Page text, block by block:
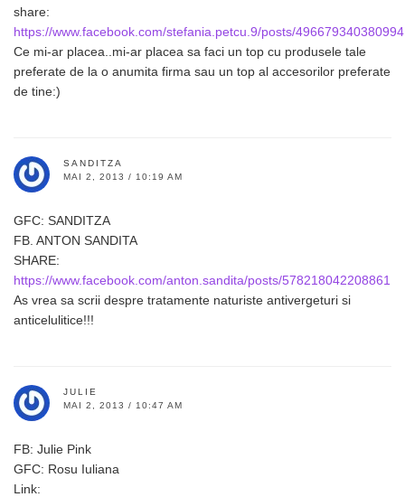
share:
https://www.facebook.com/stefania.petcu.9/posts/496679340380994
Ce mi-ar placea..mi-ar placea sa faci un top cu produsele tale
preferate de la o anumita firma sau un top al accesorilor preferate
de tine:)
SANDITZA
MAI 2, 2013 / 10:19 AM
GFC: SANDITZA
FB. ANTON SANDITA
SHARE:
https://www.facebook.com/anton.sandita/posts/578218042208861
As vrea sa scrii despre tratamente naturiste antivergeturi si
anticelulitice!!!
JULIE
MAI 2, 2013 / 10:47 AM
FB: Julie Pink
GFC: Rosu Iuliana
Link: